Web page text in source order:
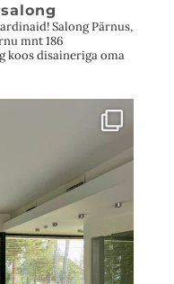
Salong Pärnus,
mnt 186
koos disaineriga oma